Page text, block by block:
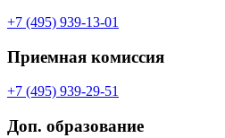
+7 (495) 939-13-01
Приемная комиссия
+7 (495) 939-29-51
Доп. образование